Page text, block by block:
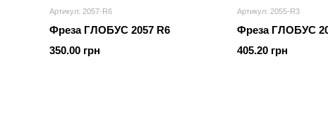
Артикул: 2057-R6
Фреза ГЛОБУС 2057 R6
350.00 грн
Артикул: 2055-R3
Фреза ГЛОБУС
405.20 грн